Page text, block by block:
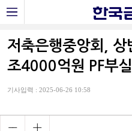
저축은행중앙회, 상
조4000억원 PF부
기사입력 : 2025-06-26 10:58